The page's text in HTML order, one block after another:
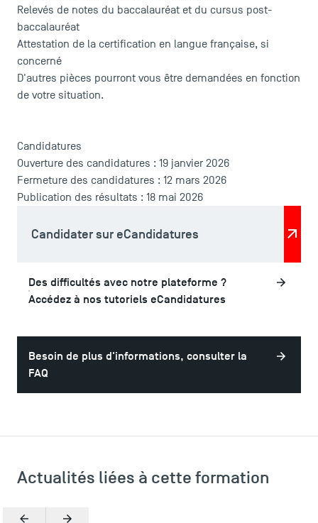
ACCÈS DIRECTS
Agenda
Recrutement
Brochures
Logos et identité graphique
FAQ
Plans et accès à TSM
Relevés de notes du baccalauréat et du cursus post-
baccalauréat
Attestation de la certification en langue française, si
concerné
D'autres pièces pourront vous être demandées en fonction
de votre situation.
Candidatures
Ouverture des candidatures : 19 janvier 2026
Fermeture des candidatures : 12 mars 2026
Publication des résultats : 18 mai 2026
Candidater sur eCandidatures
Des difficultés avec notre plateforme ?
Accédez à nos tutoriels eCandidatures
Besoin de plus d'informations, consulter la
FAQ
Actualités liées à cette formation